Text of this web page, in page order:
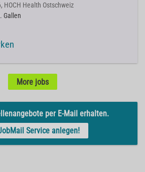
HOCH Health Ostschweiz
Gallen
More jobs
per E-Mail erhalten.
Service anlegen!